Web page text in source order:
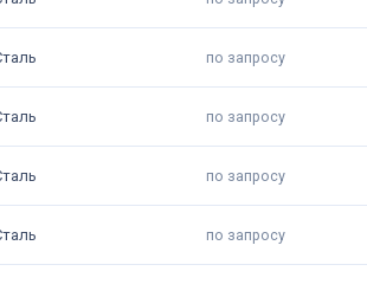
по запросу
по запросу
по запросу
по запросу